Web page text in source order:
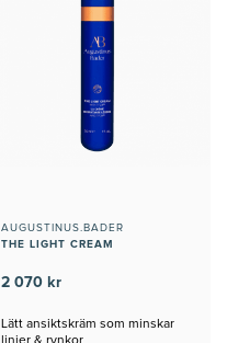
AUGUSTINUS.BADER
THE LIGHT CREAM
2 070 kr
Lätt ansiktskräm som minskar
linjer & rynkor